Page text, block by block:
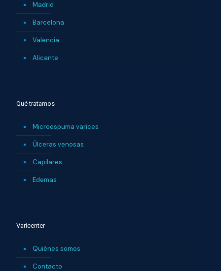
Madrid
Barcelona
Valencia
Alicante
Qué tratamos
Microespuma varices
Úlceras venosas
Capilares
Edemas
Varicenter
Quiénes somos
Contacto